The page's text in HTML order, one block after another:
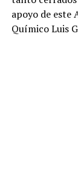
apoyo de este
Químico Luis